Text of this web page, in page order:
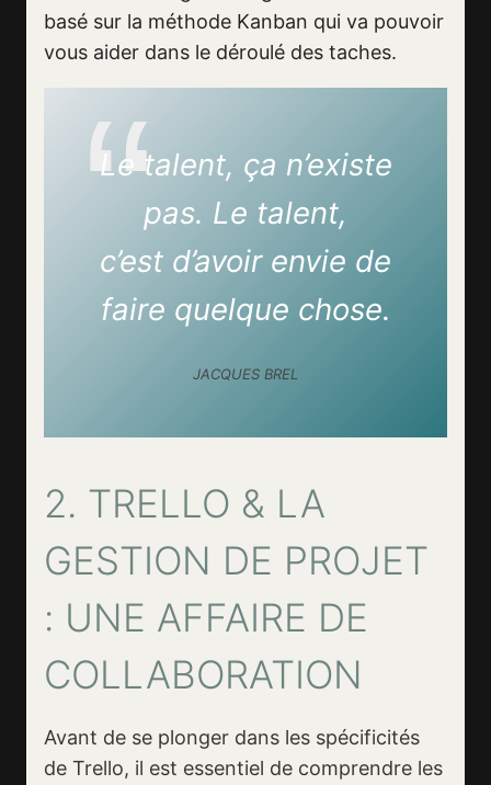
basé sur la méthode Kanban qui va pouvoir
vous aider dans le déroulé des taches.
Le talent, ça n’existe
pas. Le talent,
c’est d’avoir envie de
faire quelque chose.
JACQUES BREL
2. TRELLO & LA
GESTION DE PROJET
: UNE AFFAIRE DE
COLLABORATION
Avant de se plonger dans les spécificités
de Trello, il est essentiel de comprendre les